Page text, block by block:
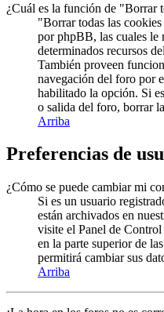
¿Cuál es la función de "Borrar
"Borrar todas las
por phpBB, las cuales le
determinados recursos
También proveen
navegación del foro por
habilitado la opción. Si
o salida del foro, borrar
Arriba
Preferencias de
¿Cómo se puede cambiar mi
Si es un usuario
están archivados en
visite el Panel de
en la parte superior de
permitirá cambiar sus
Arriba